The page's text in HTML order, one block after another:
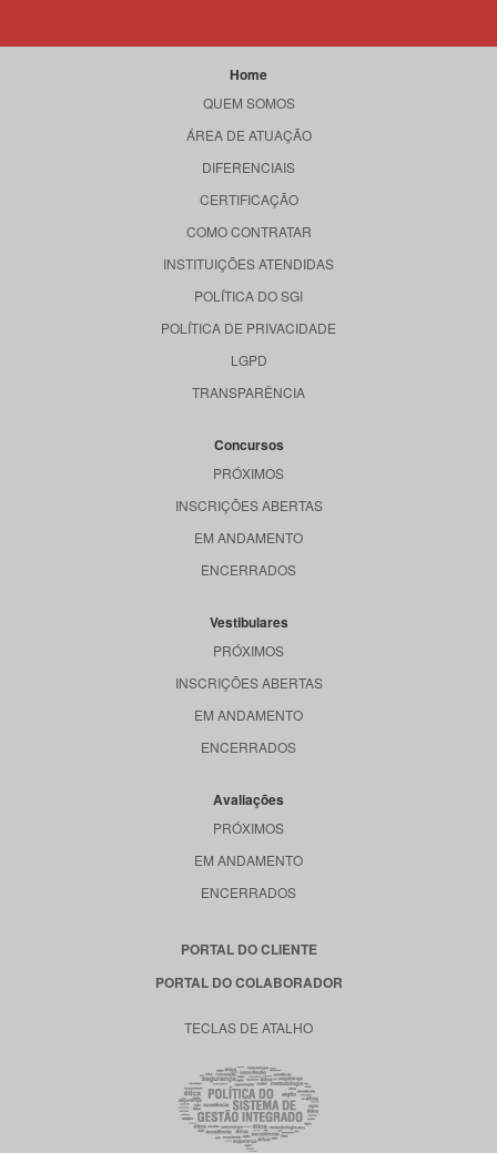
Home
QUEM SOMOS
ÁREA DE ATUAÇÃO
DIFERENCIAIS
CERTIFICAÇÃO
COMO CONTRATAR
INSTITUIÇÕES ATENDIDAS
POLÍTICA DO SGI
POLÍTICA DE PRIVACIDADE
LGPD
TRANSPARÊNCIA
Concursos
PRÓXIMOS
INSCRIÇÕES ABERTAS
EM ANDAMENTO
ENCERRADOS
Vestibulares
PRÓXIMOS
INSCRIÇÕES ABERTAS
EM ANDAMENTO
ENCERRADOS
Avaliações
PRÓXIMOS
EM ANDAMENTO
ENCERRADOS
PORTAL DO CLIENTE
PORTAL DO COLABORADOR
TECLAS DE ATALHO